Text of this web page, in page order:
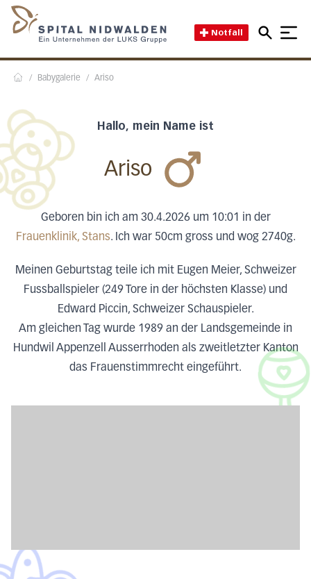
Notfall
/ Babygalerie / Ariso
Hallo, mein Name ist
Ariso
Geboren bin ich am 30.4.2026 um 10:01 in der
Frauenklinik, Stans. Ich war 50cm gross und wog 2740g.
Meinen Geburtstag teile ich mit Eugen Meier, Schweizer
Fussballspieler (249 Tore in der höchsten Klasse) und
Edward Piccin, Schweizer Schauspieler.
Am gleichen Tag wurde 1989 an der Landsgemeinde in
Hundwil Appenzell Ausserrhoden als zweitletzter Kanton
das Frauenstimmrecht eingeführt.